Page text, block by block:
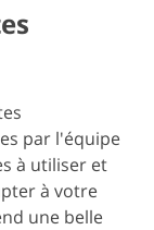
par l'équipe
à utiliser et
à votre
une belle